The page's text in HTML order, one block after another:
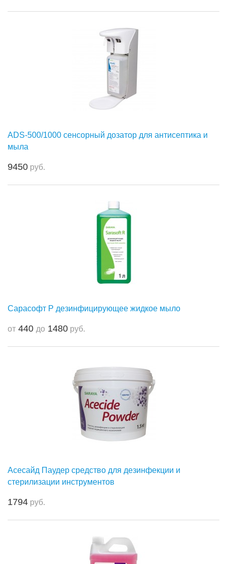
ADS-500/1000 сенсорный дозатор для антисептика и
мыла
9450 руб.
Сарасофт Р дезинфицирующее жидкое мыло
от 440 до 1480 руб.
Асесайд Паудер средство для дезинфекции и
стерилизации инструментов
1794 руб.